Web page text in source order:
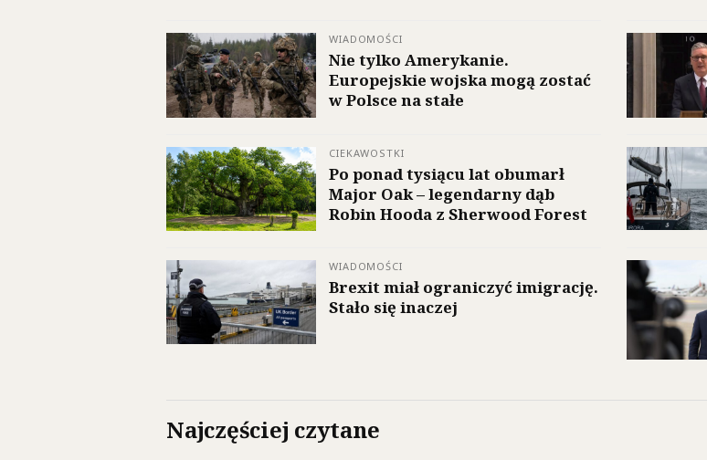
WIADOMOŚCI
Nie tylko Amerykanie.
Europejskie wojska mogą zostać
w Polsce na stałe
CIEKAWOSTKI
Po ponad tysiącu lat obumarł
Major Oak – legendarny dąb
Robin Hooda z Sherwood Forest
WIADOMOŚCI
Brexit miał ograniczyć imigrację.
Stało się inaczej
Najczęściej czytane